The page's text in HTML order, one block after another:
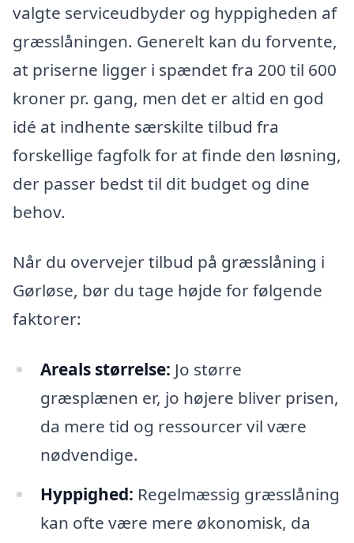
valgte serviceudbyder og hyppigheden af
græsslåningen. Generelt kan du forvente,
at priserne ligger i spændet fra 200 til 600
kroner pr. gang, men det er altid en god
idé at indhente særskilte tilbud fra
forskellige fagfolk for at finde den løsning,
der passer bedst til dit budget og dine
behov.
Når du overvejer tilbud på græsslåning i
Gørløse, bør du tage højde for følgende
faktorer:
Areals størrelse: Jo større
græsplænen er, jo højere bliver prisen,
da mere tid og ressourcer vil være
nødvendige.
Hyppighed: Regelmæssig græsslåning
kan ofte være mere økonomisk, da